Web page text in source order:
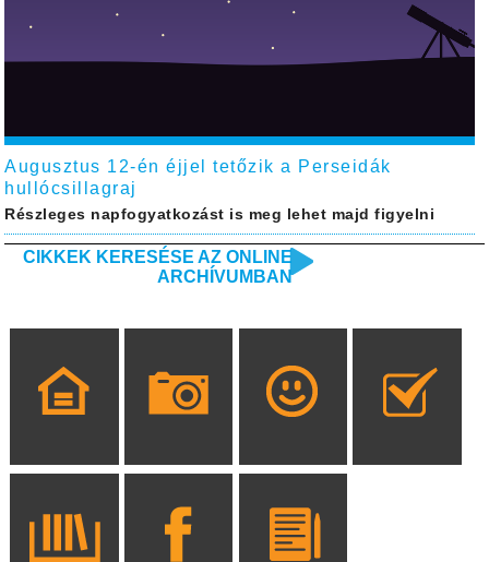
Augusztus 12-én éjjel tetőzik a Perseidák
hullócsillagraj
Részleges napfogyatkozást is meg lehet majd figyelni
CIKKEK KERESÉSE AZ ONLINE
ARCHÍVUMBAN